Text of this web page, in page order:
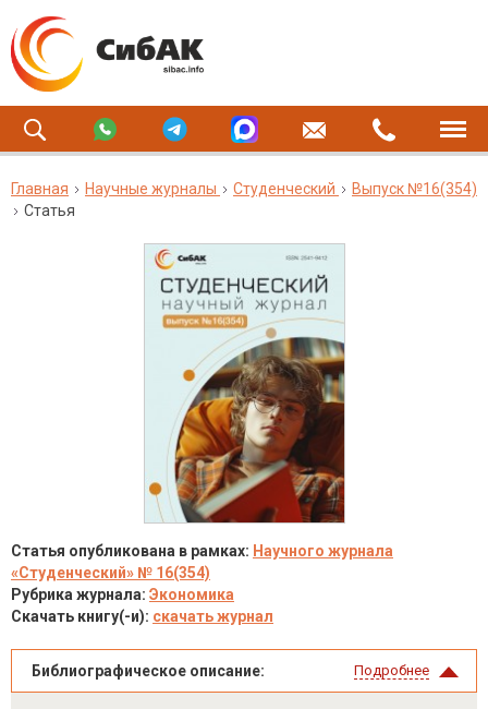
Главная Научные журналы Студенческий
Выпуск №16(354)
Статья
Статья опубликована в рамках: Научного журнала
«Студенческий» № 16(354)
Рубрика журнала: Экономика
Скачать книгу(-и): скачать журнал
Библиографическое описание: Подробнее